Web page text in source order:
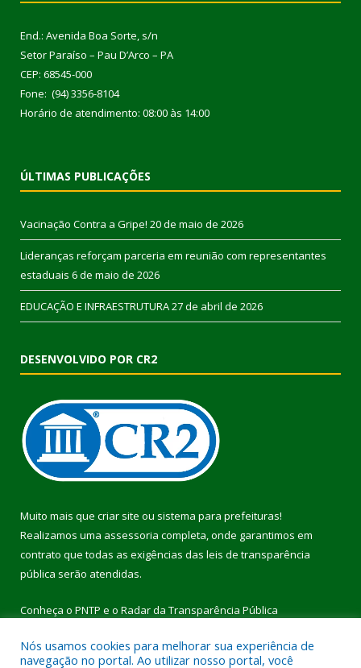
End.: Avenida Boa Sorte, s/n
Setor Paraíso – Pau D’Arco – PA
CEP: 68545-000
Fone: (94) 3356-8104
Horário de atendimento: 08:00 às 14:00
ÚLTIMAS PUBLICAÇÕES
Vacinação Contra a Gripe! 20 de maio de 2026
Lideranças reforçam parceria em reunião com representantes
estaduais 6 de maio de 2026
EDUCAÇÃO E INFRAESTRUTURA27 de abril de 2026
DESENVOLVIDO POR CR2
Muito mais que criar site ou sistema para prefeituras!
Realizamos uma assessoria completa, onde garantimos em
contrato que todas as exigências das leis de transparência
pública serão atendidas.
Conheça o PNTP e o Radar da Transparência Pública
Nós usamos cookies para melhorar sua experiência de
navegação no portal. Ao utilizar nosso portal, você